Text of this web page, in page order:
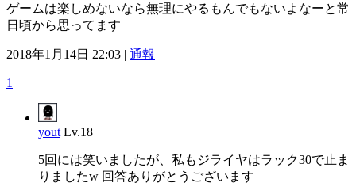
ゲームは楽しめないなら無理にやるもんでもないよなーと常
日頃から思ってます
2018年1月14日 22:03 | 通報
1
yout Lv.18
5回には笑いましたが、私もジライヤはラック30で止ま
りましたw 回答ありがとうございます